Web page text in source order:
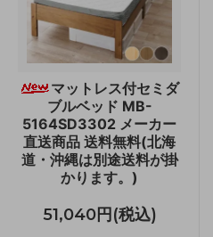
マットレス付セミダ
ブルベッド MB-
5164SD3302 メーカー
直送商品 送料無料(北海
道・沖縄は別途送料が掛
かります。)
51,040円(税込)